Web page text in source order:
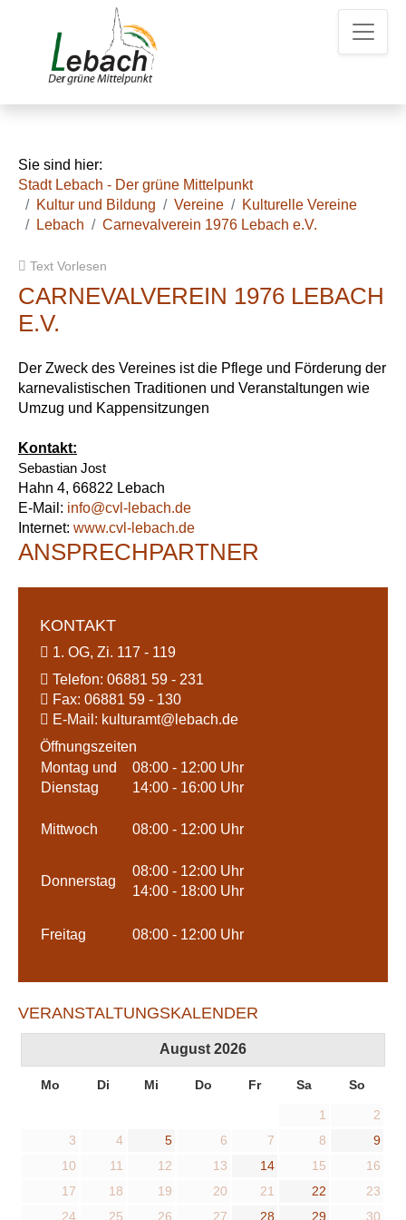
u
h
K
Sie sind hier:
Stadt Lebach - Der grüne Mittelpunkt
Kultur und Bildung
Vereine
Kulturelle Vereine
Lebach
Carnevalverein 1976 Lebach e.V.
Text Vorlesen
CARNEVALVEREIN 1976 LEBACH
E.V.
Der Zweck des Vereines ist die Pflege und Förderung der
karnevalistischen Traditionen und Veranstaltungen wie
Umzug und Kappensitzungen
Kontakt:
Sebastian Jost
Hahn 4, 66822 Lebach
E-Mail: info@cvl-lebach.de
Internet: www.cvl-lebach.de
ANSPRECHPARTNER
KONTAKT
1. OG, Zi. 117 - 119
Telefon: 06881 59 - 231
Fax: 06881 59 - 130
E-Mail: kulturamt@ lebach.de
Öffnungszeiten
Montag und
Dienstag
08:00 - 12:00 Uhr
14:00 - 16:00 Uhr
Mittwoch 08:00 - 12:00 Uhr
Donnerstag
08:00 - 12:00 Uhr
14:00 - 18:00 Uhr
Freitag 08:00 - 12:00 Uhr
VERANSTALTUNGSKALENDER
August 2026
Mo Di Mi Do Fr Sa So
1
2
3
4 5 6 7 8
9
10
11 12 13 14 15
16
17
18 19 20 21 22
23
24
25 26 27 28 29 30